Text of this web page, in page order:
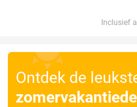
Inclusief
Ontdek de